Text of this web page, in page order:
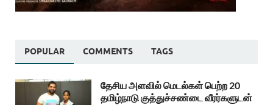
POPULAR COMMENTS TAGS
தேசிய அளவில் மெடல்கள் பெற்ற 20
தமிழ்நாடு குத்துச்சண்டை வீரர்களுடன்